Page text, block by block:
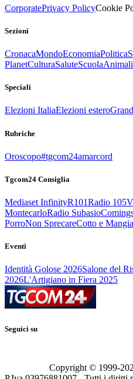
CorporatePrivacy PolicyCookie
Sezioni
CronacaMondoEconomiaPolitica
PlanetCulturaSaluteScuolaAnimali
Speciali
Elezioni ItaliaElezioni estero
Rubriche
Oroscopo#tgcom24amarcord
Tgcom24 Consiglia
Mediaset InfinityR101Radio 105
MontecarloRadio Subasio
PorroNon SprecareCotto e
Eventi
Identità Golose 2026Salone del
2026L'Artigiano in Fiera 2025
Seguici su
Copyright © 1999-